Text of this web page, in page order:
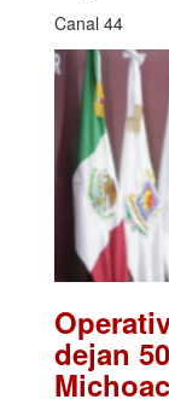
Canal 44
dejan